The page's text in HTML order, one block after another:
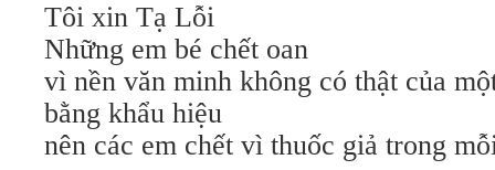
Tôi xin Tạ Lỗi
Những em bé chết oan
vì nền văn minh không có thật của
bằng khẩu hiệu
nên các em chết vì thuốc giả trong